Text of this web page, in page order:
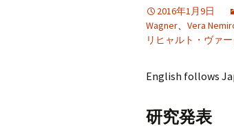
2016年1月9日
Wagner、 Vera
リヒャルト・ヴァ
English follows
研究発表